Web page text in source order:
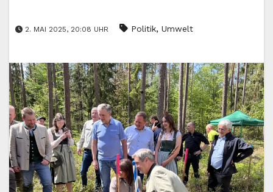
2. MAI 2025, 20:08 UHR Politik, Umwelt